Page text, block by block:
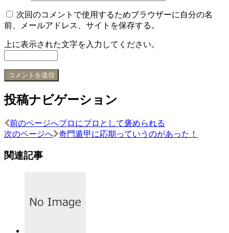
次回のコメントで使用するためブラウザーに自分の名
前、メールアドレス、サイトを保存する。
上に表示された文字を入力してください。
投稿ナビゲーション
前のページへプロにプロとして褒められる
次のページへ
奇門遁甲に応期っていうのがあった！
関連記事